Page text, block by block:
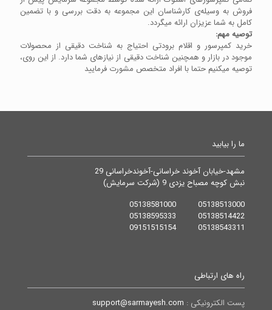
فروش به وسیله‌ی کارشناسان این مجموعه به دقت بررسی و با تضمین
کامل به شما عزیزان ارائه میگردد.
توصیه مهم:
خرید کمپرسور و اقلام برودتی احتیاج به شناخت دقیقی از محصولات
موجود در بازار و همچنین شناخت دقیقی از نیازهای شما دارد. از این روی،
توصیه میکنیم حتما با افراد متخصص مشورت فرمایید
ما را بیابید
مشهد-خیابان آخوند خراسانی-آخوندخراسانی 29
نبش کوچه مصباح یزدی 9 (شرکت سرمایش)
05138513000 05138581000
05138514422 05138595333
05138543311 09151515154
راه های ارتباطی
پست الکترونیکی :